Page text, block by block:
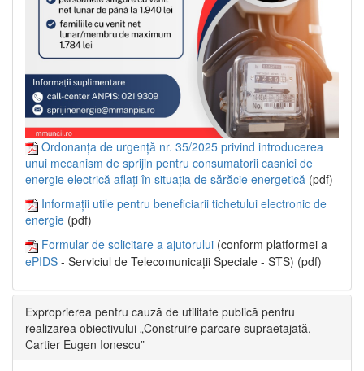
Ordonanța de urgență nr. 35/2025 privind introducerea
unui mecanism de sprijin pentru consumatorii casnici de
energie electrică aflați în situația de sărăcie energetică (pdf)
Informații utile pentru beneficiarii tichetului electronic de
energie (pdf)
Formular de solicitare a ajutorului (conform platformei a
ePIDS - Serviciul de Telecomunicații Speciale - STS) (pdf)
Exproprierea pentru cauză de utilitate publică pentru
realizarea obiectivului „Construire parcare supraetajată,
Cartier Eugen Ionescu”